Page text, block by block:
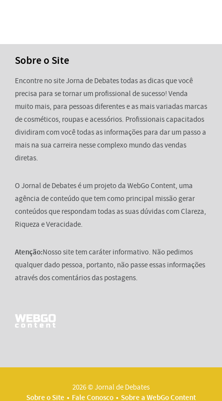
Sobre o Site
Encontre no site Jorna de Debates todas as dicas que você
precisa para se tornar um profissional de sucesso! Venda
muito mais, para pessoas diferentes e as mais variadas marcas
de cosméticos, roupas e acessórios. Profissionais capacitados
dividiram com você todas as informações para dar um passo a
mais na sua carreira nesse complexo mundo das vendas
diretas.
O Jornal de Debates é um projeto da WebGo Content, uma
agência de conteúdo que tem como principal missão gerar
conteúdos que respondam todas as suas dúvidas com Clareza,
Riqueza e Veracidade.
Atenção:Nosso site tem caráter informativo. Não pedimos
qualquer dado pessoa, portanto, não passe essas informações
através dos comentários das postagens.
2026 © Jornal de Debates
Sobre o Site
Fale Conosco Sobre a WebGo Content